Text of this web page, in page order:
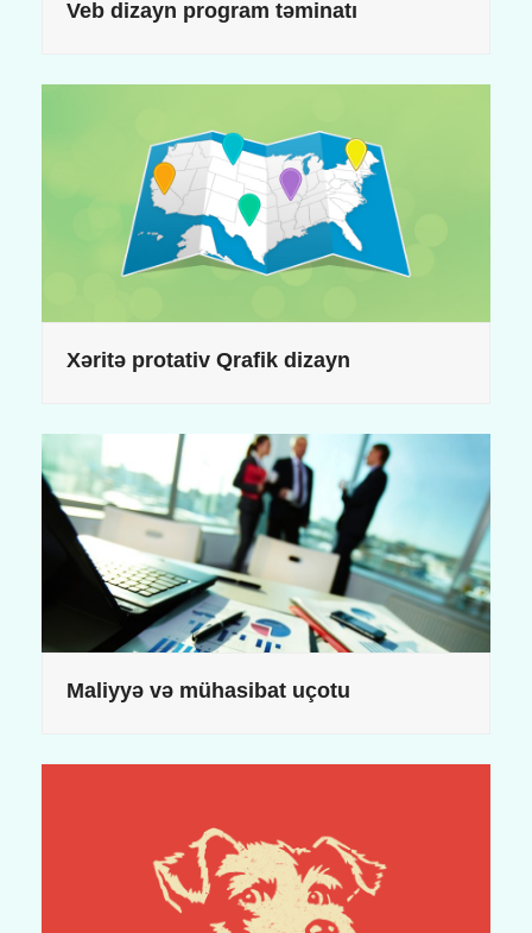
Veb dizayn program təminatı
Xəritə protativ Qrafik dizayn
Maliyyə və mühasibat uçotu